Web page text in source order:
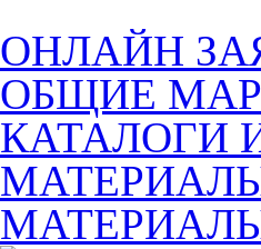
ОНЛАЙН
ОБЩИЕ
КАТАЛОГИ